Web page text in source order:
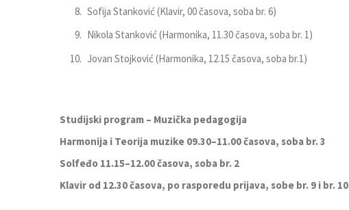
Sofija Stanković (Klavir, 00 časova, soba br. 6)
Nikola Stanković (Harmonika, 11.30 časova, soba br. 1)
Jovan Stojković (Harmonika, 12.15 časova, soba br.1)
Studijski program – Muzička pedagogija
Harmonija i Teorija muzike 09.30–11.00 časova, soba br. 3
Solfeđo 11.15–12.00 časova, soba br. 2
Klavir od 12.30 časova, po rasporedu prijava, sobe br. 9 i br. 10